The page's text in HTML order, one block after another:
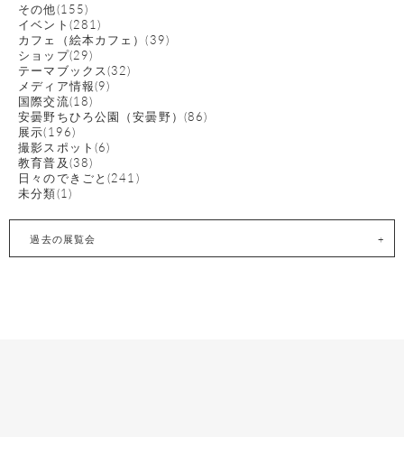
その他(155)
イベント(281)
カフェ（絵本カフェ）(39)
ショップ(29)
テーマブックス(32)
メディア情報(9)
国際交流(18)
安曇野ちひろ公園（安曇野）(86)
展示(196)
撮影スポット(6)
教育普及(38)
日々のできごと(241)
未分類(1)
過去の展覧会